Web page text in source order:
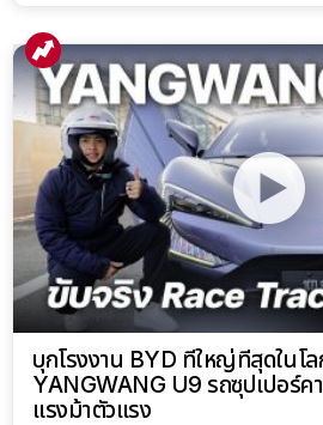
บุกโรงงาน BYD ที่ใหญ่ที่สุดในโ
YANGWANG U9 รถซุปเปอร์ค
แรงม้าตัวแรง